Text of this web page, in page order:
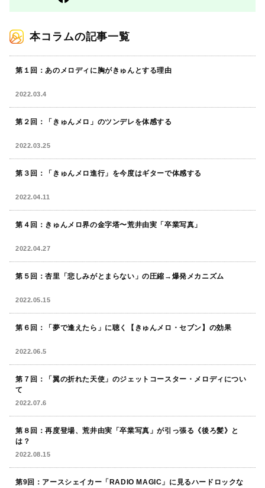
本コラムの記事一覧
第１回：あのメロディに胸がきゅんとする理由
2022.03.4
第２回：「きゅんメロ」のツンデレを体感する
2022.03.25
第３回：「きゅんメロ進行」を今度はギターで体感する
2022.04.11
第４回：きゅんメロ界の金字塔〜荒井由実「卒業写真」
2022.04.27
第５回：杏里「悲しみがとまらない」の圧縮→爆発メカニズム
2022.05.15
第６回：「夢で逢えたら」に聴く【きゅんメロ・セブン】の効果
2022.06.5
第７回：「翼の折れた天使」のジェットコースター・メロディについ
て
2022.07.6
第８回：再度登場、荒井由実「卒業写真」が引っ張る《後ろ髪》と
は？
2022.08.15
第9回：アースシェイカー「RADIO MAGIC」に見るハードロックな